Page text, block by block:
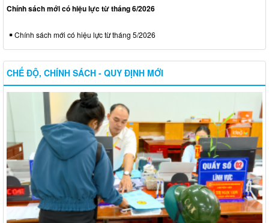
Chính sách mới có hiệu lực từ tháng 6/2026
Chính sách mới có hiệu lực từ tháng 5/2026
CHẾ ĐỘ, CHÍNH SÁCH - QUY ĐỊNH MỚI